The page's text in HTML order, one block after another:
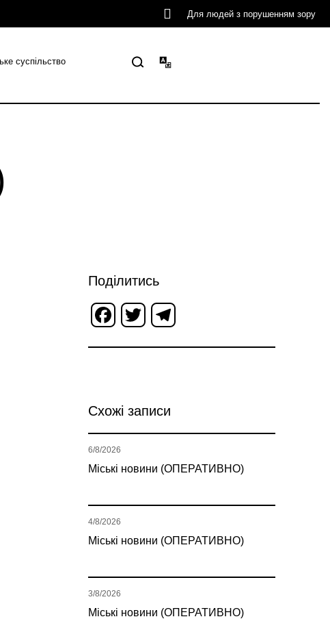
Для людей з порушенням зору
суспільство
Поділитись
Facebook
Twitter
Схожі записи
Міські новини (ОПЕРАТИВНО)
6/8/2026
Міські новини (ОПЕРАТИВНО)
4/8/2026
Міські новини (ОПЕРАТИВНО)
3/8/2026